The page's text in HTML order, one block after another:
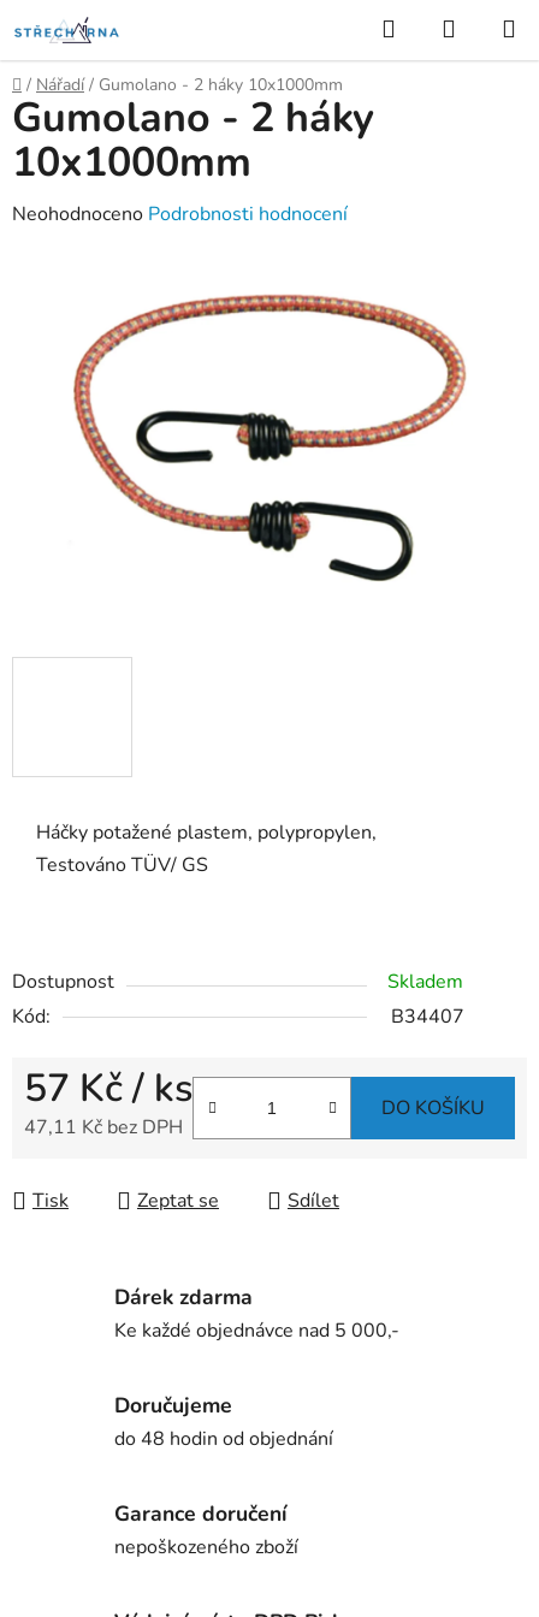
na
obsah
Hledat
KOŠÍK
Domů
/ Nářadí / Gumolano - 2 háky 10x1000mm
Háčky potažené plastem, polypropylen,
Testováno TÜV/ GS
Dostupnost
Skladem
Kód:
B34407
57 Kč/ ks
47,11 Kč bez DPH
DO KOŠÍKU
Tisk Zeptat se Sdílet
Gumolano - 2 háky
10x1000mm
Průměrné
hvězdiček.
Neohodnoceno Podrobnosti hodnocení
Dárek zdarma
Ke každé objednávce nad 5 000,-
Doručujeme
do 48 hodin od objednání
Garance doručení
nepoškozeného zboží